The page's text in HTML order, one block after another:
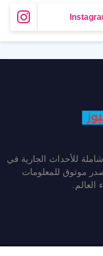
للأحداث الجارية في
موثوق للمعلومات
العالم.